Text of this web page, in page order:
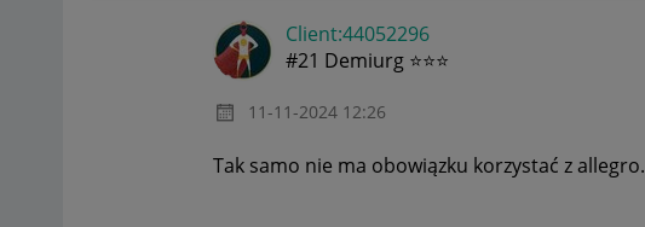
Client:44052296
#21 Demiurg ⭐⭐⭐
‎11-11-2024 12:26
Tak samo nie ma obowiązku korzystać z allegro.